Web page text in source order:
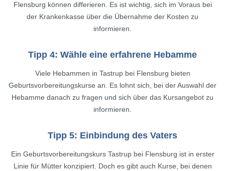
Flensburg können differieren. Es ist wichtig, sich im Voraus bei
der Krankenkasse über die Übernahme der Kosten zu
informieren.
Tipp 4: Wähle eine erfahrene Hebamme
Viele Hebammen in Tastrup bei Flensburg bieten
Geburtsvorbereitungskurse an. Es lohnt sich, bei der Auswahl der
Hebamme danach zu fragen und sich über das Kursangebot zu
informieren.
Tipp 5: Einbindung des Vaters
Ein Geburtsvorbereitungskurs Tastrup bei Flensburg ist in erster
Linie für Mütter konzipiert. Doch es gibt auch Kurse, bei denen